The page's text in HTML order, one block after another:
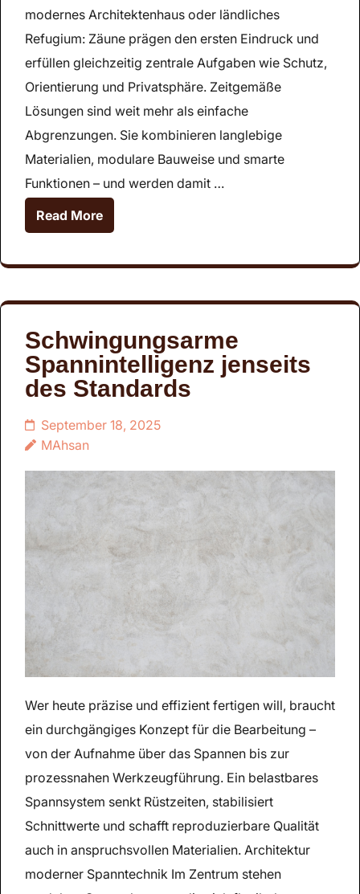
modernes Architektenhaus oder ländliches
Refugium: Zäune prägen den ersten Eindruck und
erfüllen gleichzeitig zentrale Aufgaben wie Schutz,
Orientierung und Privatsphäre. Zeitgemäße
Lösungen sind weit mehr als einfache
Abgrenzungen. Sie kombinieren langlebige
Materialien, modulare Bauweise und smarte
Funktionen – und werden damit …
Read More
Schwingungsarme
Spannintelligenz jenseits
des Standards
September 18, 2025
MAhsan
Wer heute präzise und effizient fertigen will, braucht
ein durchgängiges Konzept für die Bearbeitung –
von der Aufnahme über das Spannen bis zur
prozessnahen Werkzeugführung. Ein belastbares
Spannsystem senkt Rüstzeiten, stabilisiert
Schnittwerte und schafft reproduzierbare Qualität
auch in anspruchsvollen Materialien. Architektur
moderner Spanntechnik Im Zentrum stehen